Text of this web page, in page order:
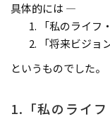
具体的には ―
「私のライ
「将来ビジョ
というものでした。
1.「私のライ